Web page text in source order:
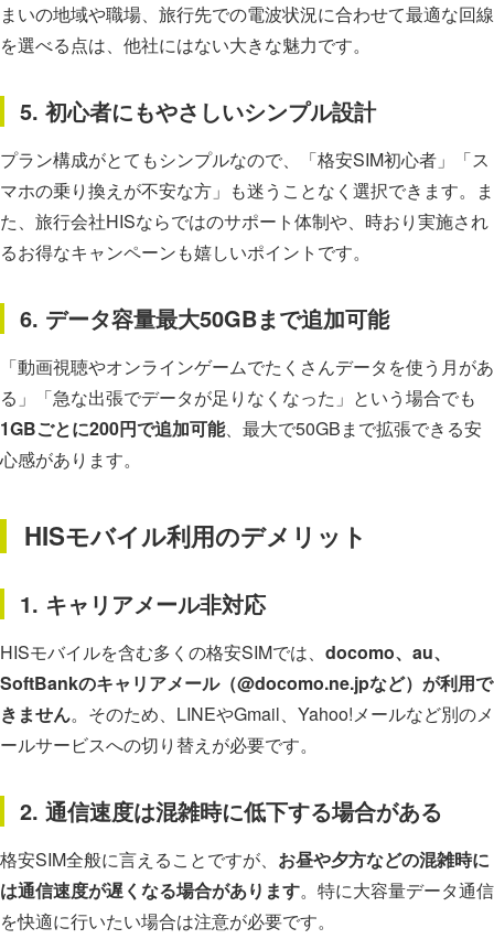
まいの地域や職場、旅行先での電波状況に合わせて最適な回線
を選べる点は、他社にはない大きな魅力です。
5. 初心者にもやさしいシンプル設計
プラン構成がとてもシンプルなので、「格安SIM初心者」「ス
マホの乗り換えが不安な方」も迷うことなく選択できます。ま
た、旅行会社HISならではのサポート体制や、時おり実施され
るお得なキャンペーンも嬉しいポイントです。
6. データ容量最大50GBまで追加可能
「動画視聴やオンラインゲームでたくさんデータを使う月があ
る」「急な出張でデータが足りなくなった」という場合でも
1GBごとに200円で追加可能、最大で50GBまで拡張できる安
心感があります。
HISモバイル利用のデメリット
1. キャリアメール非対応
HISモバイルを含む多くの格安SIMでは、 docomo、au、
SoftBankのキャリアメール（@docomo.ne.jpなど）が利用で
きません。そのため、LINEやGmail、Yahoo!メールなど別のメ
ールサービスへの切り替えが必要です。
2. 通信速度は混雑時に低下する場合がある
格安SIM全般に言えることですが、 お昼や夕方などの混雑時に
は通信速度が遅くなる場合があります。特に大容量データ通信
を快適に行いたい場合は注意が必要です。